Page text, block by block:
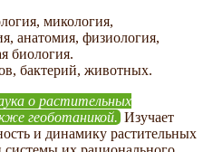
микология,
анатомия, физиология,
биология.
бактерий, животных.
о растительных
геоботаникой. Изучает
и динамику растительных